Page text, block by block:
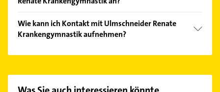
Lymphdrainage, krankengymnastik, massage,
Fußreflexzonentherapie und Cranio-sacrale-
Wie kann ich Kontakt mit Ulmschneider Renate
Krankengymnastik aufnehmen?